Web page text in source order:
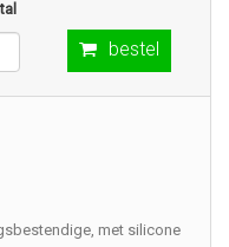
bestel
met silicone